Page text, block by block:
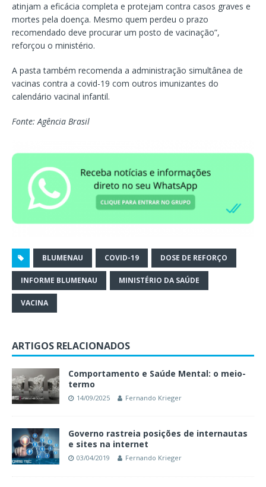
atinjam a eficácia completa e protejam contra casos graves e
mortes pela doença. Mesmo quem perdeu o prazo
recomendado deve procurar um posto de vacinação”,
reforçou o ministério.
A pasta também recomenda a administração simultânea de
vacinas contra a covid-19 com outros imunizantes do
calendário vacinal infantil.
Fonte: Agência Brasil
BLUMENAU COVID-19 DOSE DE REFORÇO
INFORME BLUMENAU MINISTÉRIO DA SAÚDE
VACINA
ARTIGOS RELACIONADOS
Comportamento e Saúde Mental: o meio-
termo
14/09/2025 Fernando Krieger
Governo rastreia posições de internautas
e sites na internet
03/04/2019 Fernando Krieger